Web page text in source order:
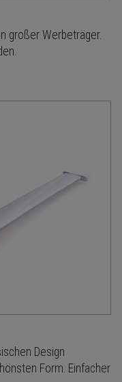
großer Werbeträger.
Design
Form. Einfacher